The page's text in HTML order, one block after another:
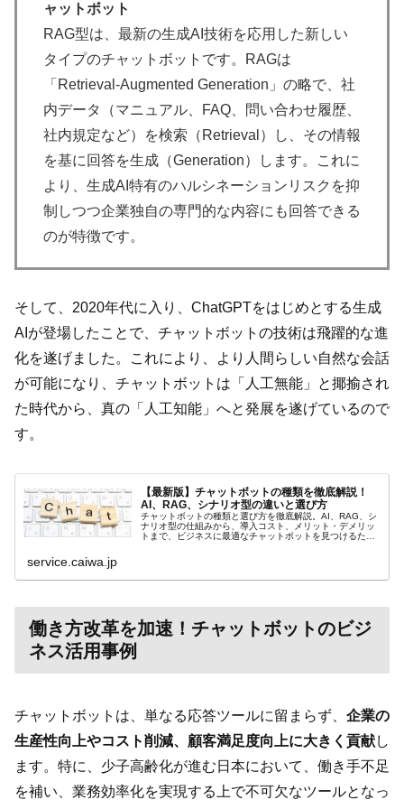
ャットボット
RAG型は、最新の生成AI技術を応用した新しい
タイプのチャットボットです。RAGは
「Retrieval-Augmented Generation」の略で、社
内データ（マニュアル、FAQ、問い合わせ履歴、
社内規定など）を検索（Retrieval）し、その情報
を基に回答を生成（Generation）します。これに
より、生成AI特有のハルシネーションリスクを抑
制しつつ企業独自の専門的な内容にも回答できる
のが特徴です。
そして、2020年代に入り、ChatGPTをはじめとする生成
AIが登場したことで、チャットボットの技術は飛躍的な進
化を遂げました。これにより、より人間らしい自然な会話
が可能になり、チャットボットは「人工無能」と揶揄され
た時代から、真の「人工知能」へと発展を遂げているので
す。
【最新版】チャットボットの種類を徹底解説！
AI、RAG、シナリオ型の違いと選び方
チャットボットの種類と選び方を徹底解説。AI、RAG、シ
ナリオ型の仕組みから、導入コスト、メリット・デメリッ
トまで、ビジネスに最適なチャットボットを見つけるため
service.caiwa.jp
働き方改革を加速！チャットボットのビジ
ネス活用事例
チャットボットは、単なる応答ツールに留まらず、 企業の
生産性向上やコスト削減、顧客満足度向上に大きく貢献し
ます。特に、少子高齢化が進む日本において、働き手不足
を補い、業務効率化を実現する上で不可欠なツールとなっ